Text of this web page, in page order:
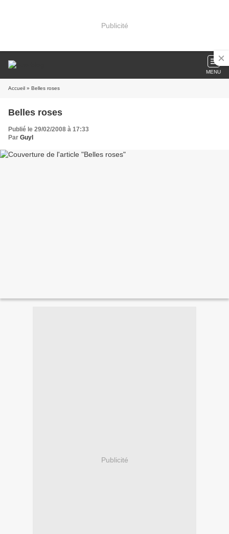
Publicité
MENU
Accueil » Belles roses
Belles roses
Publié le 29/02/2008 à 17:33
Par Guyl
Publicité